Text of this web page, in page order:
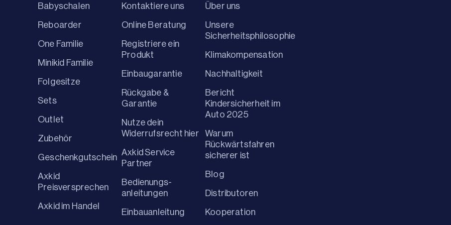
Babyschalen
Reboarder
One Familie
Minikid Familie
Folgesitze
Sets
Outlet
Zubehör
Geschenkgutschein
Axkid
Preisversprechen
Axkid im Handel
Kontaktiere uns
Online Beratung
Registriere ein
Produkt
Einbaugarantie
Rückgabe &
Garantie
Nutze dein
Widerrufsrecht hier
Axkid Service
Partner
Bedienungs-
anleitungen
Einbauanleitung
Über uns
Unsere
Sicherheitsphilosophie
Klimakompensation
Nachhaltigkeit
Bericht
Kindersicherheit im
Auto 2025
Warum
Rückwärtsfahren
sicherer ist
Blog
Distributoren
Kooperation